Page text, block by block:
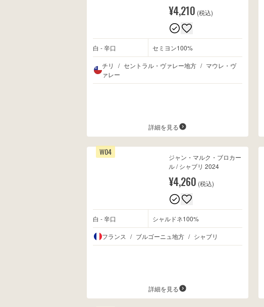
¥4,210 (税込)
白 - 辛口 セミヨン100%
チリ / セントラル・ヴァレー地方 / マウレ・ヴ
ァレー
詳細を見る
W04
ジャン・マルク・ブロカー
ル / シャブリ 2024
¥4,260 (税込)
白 - 辛口 シャルドネ100%
フランス / ブルゴーニュ地方 / シャブリ
詳細を見る